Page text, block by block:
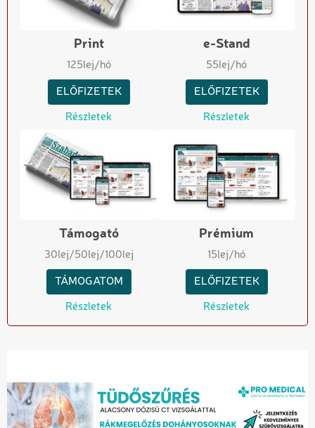
Print
125lej/hó
ELŐFIZETEK
Részletek
e-Stand
55lej/hó
ELŐFIZETEK
Részletek
Támogató
30lej/50lej/100lej
TÁMOGATOM
Részletek
Prémium
15lej/hó
ELŐFIZETEK
Részletek